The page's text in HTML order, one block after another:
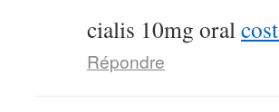
cialis 10mg oral
Répondre